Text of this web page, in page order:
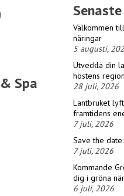
Spa
Välkommen
näringar
5 augusti,
Utveckla din
höstens
28 juli, 2026
Lantbruket
framtidens
7 juli, 2026
Save the
7 juli, 2026
Kommande
dig i gröna
6 juli, 2026